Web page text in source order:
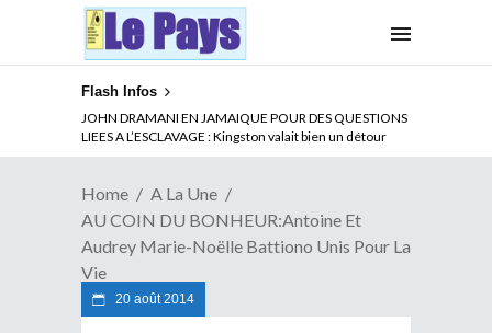
Flash Infos
JOHN DRAMANI EN JAMAIQUE POUR DES QUESTIONS
LIEES A L’ESCLAVAGE : Kingston valait bien un détour
Home
A La Une
AU COIN DU BONHEUR:Antoine Et
Audrey Marie-Noëlle Battiono Unis Pour La
Vie
20 août 2014